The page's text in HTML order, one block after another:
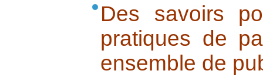
Des savoirs
pratiques de
ensemble de